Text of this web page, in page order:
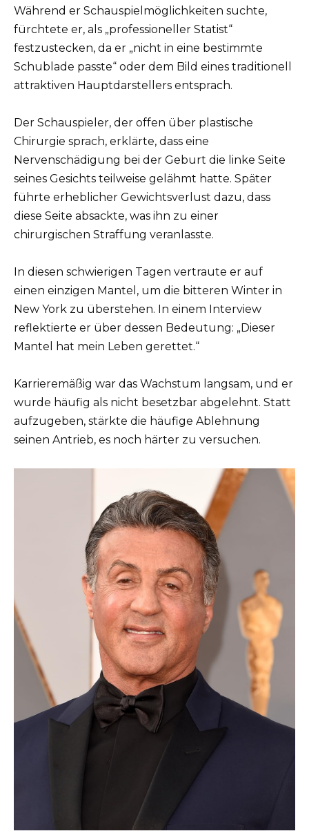
Während er Schauspielmöglichkeiten suchte,
fürchtete er, als „professioneller Statist“
festzustecken, da er „nicht in eine bestimmte
Schublade passte“ oder dem Bild eines traditionell
attraktiven Hauptdarstellers entsprach.
Der Schauspieler, der offen über plastische
Chirurgie sprach, erklärte, dass eine
Nervenschädigung bei der Geburt die linke Seite
seines Gesichts teilweise gelähmt hatte. Später
führte erheblicher Gewichtsverlust dazu, dass
diese Seite absackte, was ihn zu einer
chirurgischen Straffung veranlasste.
In diesen schwierigen Tagen vertraute er auf
einen einzigen Mantel, um die bitteren Winter in
New York zu überstehen. In einem Interview
reflektierte er über dessen Bedeutung: „Dieser
Mantel hat mein Leben gerettet.“
Karrieremäßig war das Wachstum langsam, und er
wurde häufig als nicht besetzbar abgelehnt. Statt
aufzugeben, stärkte die häufige Ablehnung
seinen Antrieb, es noch härter zu versuchen.